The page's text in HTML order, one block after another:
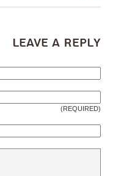
Leave a Reply
(REQUIRED)